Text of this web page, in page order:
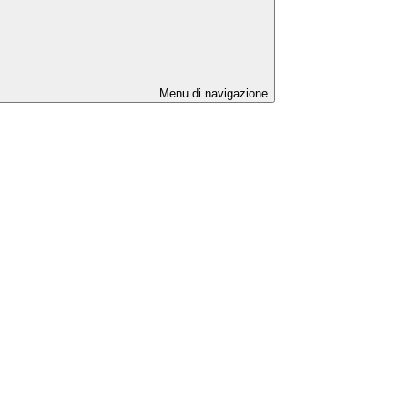
Menu di navigazione